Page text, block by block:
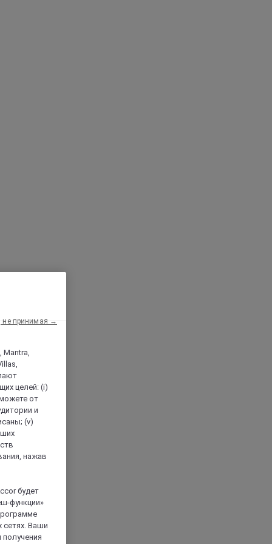
Mantra,
целей: (i)
от
и
(v)
нажав
будет
функции»
сетях. Ваши
не принимая →